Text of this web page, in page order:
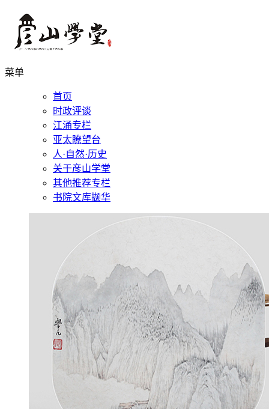
菜单
首页
时政评谈
江涌专栏
亚太瞭望台
人·自然·历史
关于彦山学堂
其他推荐专栏
书院文库撷华